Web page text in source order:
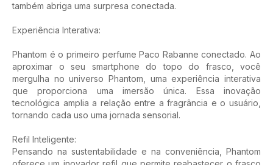
também abriga uma surpresa conectada.
Experiência Interativa:
Phantom é o primeiro perfume Paco Rabanne conectado. Ao
aproximar o seu smartphone do topo do frasco, você
mergulha no universo Phantom, uma experiência interativa
que proporciona uma imersão única. Essa inovação
tecnológica amplia a relação entre a fragrância e o usuário,
tornando cada uso uma jornada sensorial.
Refil Inteligente:
Pensando na sustentabilidade e na conveniência, Phantom